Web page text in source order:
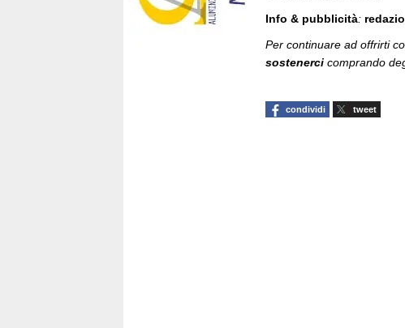
Info & pubblicità:
Per continuare ad offrirti
sostenerci comprando
condividi tweet